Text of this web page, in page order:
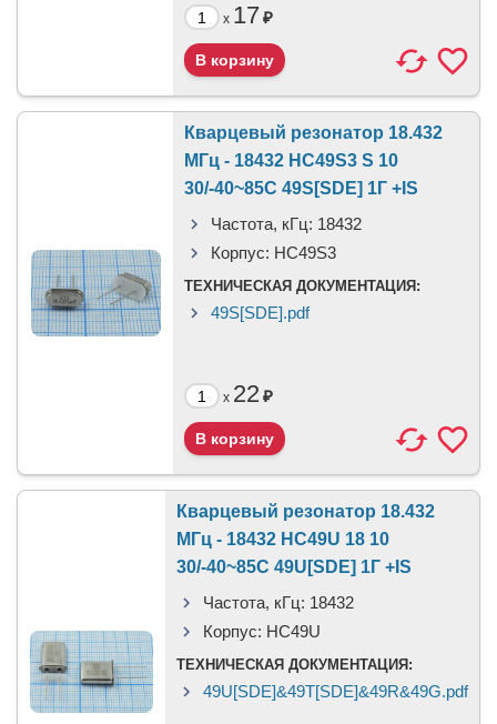
x 17₽
Кварцевый резонатор 18.432
МГц - 18432 HC49S3 S 10
30/-40~85C 49S[SDE] 1Г +IS
Частота, кГц: 18432
Корпус: HC49S3
ТЕХНИЧЕСКАЯ ДОКУМЕНТАЦИЯ:
49S[SDE].pdf
x 22₽
Кварцевый резонатор 18.432
МГц - 18432 HC49U 18 10
30/-40~85C 49U[SDE] 1Г +IS
Частота, кГц: 18432
Корпус: HC49U
ТЕХНИЧЕСКАЯ ДОКУМЕНТАЦИЯ:
49U[SDE]&49T[SDE]&49R&49G.pdf